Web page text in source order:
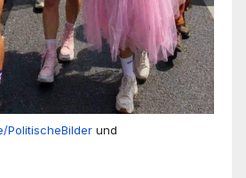
PolitischeBilder und